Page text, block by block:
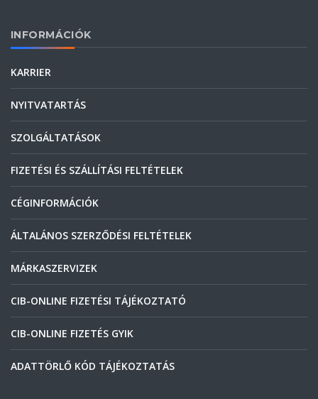
INFORMÁCIÓK
KARRIER
NYITVATARTÁS
SZOLGÁLTATÁSOK
FIZETÉSI ÉS SZÁLLÍTÁSI FELTÉTELEK
CÉGINFORMÁCIÓK
ÁLTALÁNOS SZERZŐDÉSI FELTÉTELEK
MÁRKASZERVIZEK
CIB-ONLINE FIZETÉSI TÁJÉKOZTATÓ
CIB-ONLINE FIZETÉS GYIK
ADATTÖRLŐ KÓD TÁJÉKOZTATÁS